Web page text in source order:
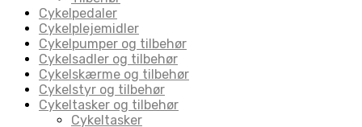
Cykelpedaler
Cykelplejemidler
Cykelpumper og tilbehør
Cykelsadler og tilbehør
Cykelskærme og tilbehør
Cykelstyr og tilbehør
Cykeltasker og tilbehør
Cykeltasker